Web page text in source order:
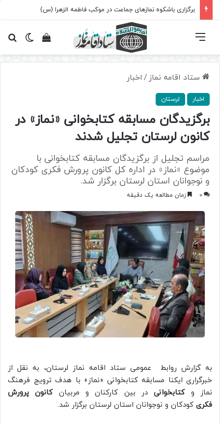
برگزاری باشکوه نمازهای جماعت در موکب فاطمه الزهرا (س)
تغییرمشاهده فهرست
ستاد اقامه نماز / اخبار
اخبار لرستان
برگزیدگان مسابقه کتابخوانی «نماز» در
کانون لرستان تجلیل شدند
مراسم تجلیل از برگزیدگان مسابقه کتابخوانی با
موضوع «نماز» در اداره کل کانون پرورش فکری کودکان
و نوجوانان استان لرستان برگزار شد.
0 زمان مطالعه یک دقیقه
به گزارش روابط عمومی ستاد اقامه نماز لرستان، به نقل از
خبرگراری ایکنا مسابقه کتابخوانی «نماز» با هدف ترویج فرهنگ
نماز وکتابخوانیدر بین کارکنان و مربیانکانون پرورش
فکری کودکان و نوجوانان استان لرستان برگزار شد.